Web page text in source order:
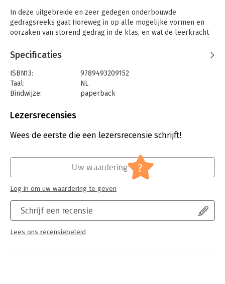
In deze uitgebreide en zeer gedegen onderbouwde
gedragsreeks gaat Horeweg in op alle mogelijke vormen en
oorzaken van storend gedrag in de klas, en wat de leerkracht
Verandering moet in de meeste gevallen niet komen vanuit het
kind, maar vanuit de leerkracht: die leert de onderwijs- en
opvoedingsbehoeften van het kind herkennen en onderkennen
en met die wetenschap aan de slag te gaan. De vele
handreikingen in de boeken kunnen daarbij helpen.
Deel 2 bevat de volgende onderwerpen:
DCD
Faalangst
Tourette
(Hoog)begaafdheid
Specificaties
ISBN13:
9789493209152
Taal:
NL
Bindwijze:
paperback
Uitgever:
Verschijningsdatum:
9-7-2021
Lezersrecensies
Wees de eerste die een lezersrecensie schrijft!
Schrijf een recensie
Lees ons recensiebeleid
Uw waardering ?
Log in om uw waardering te geven